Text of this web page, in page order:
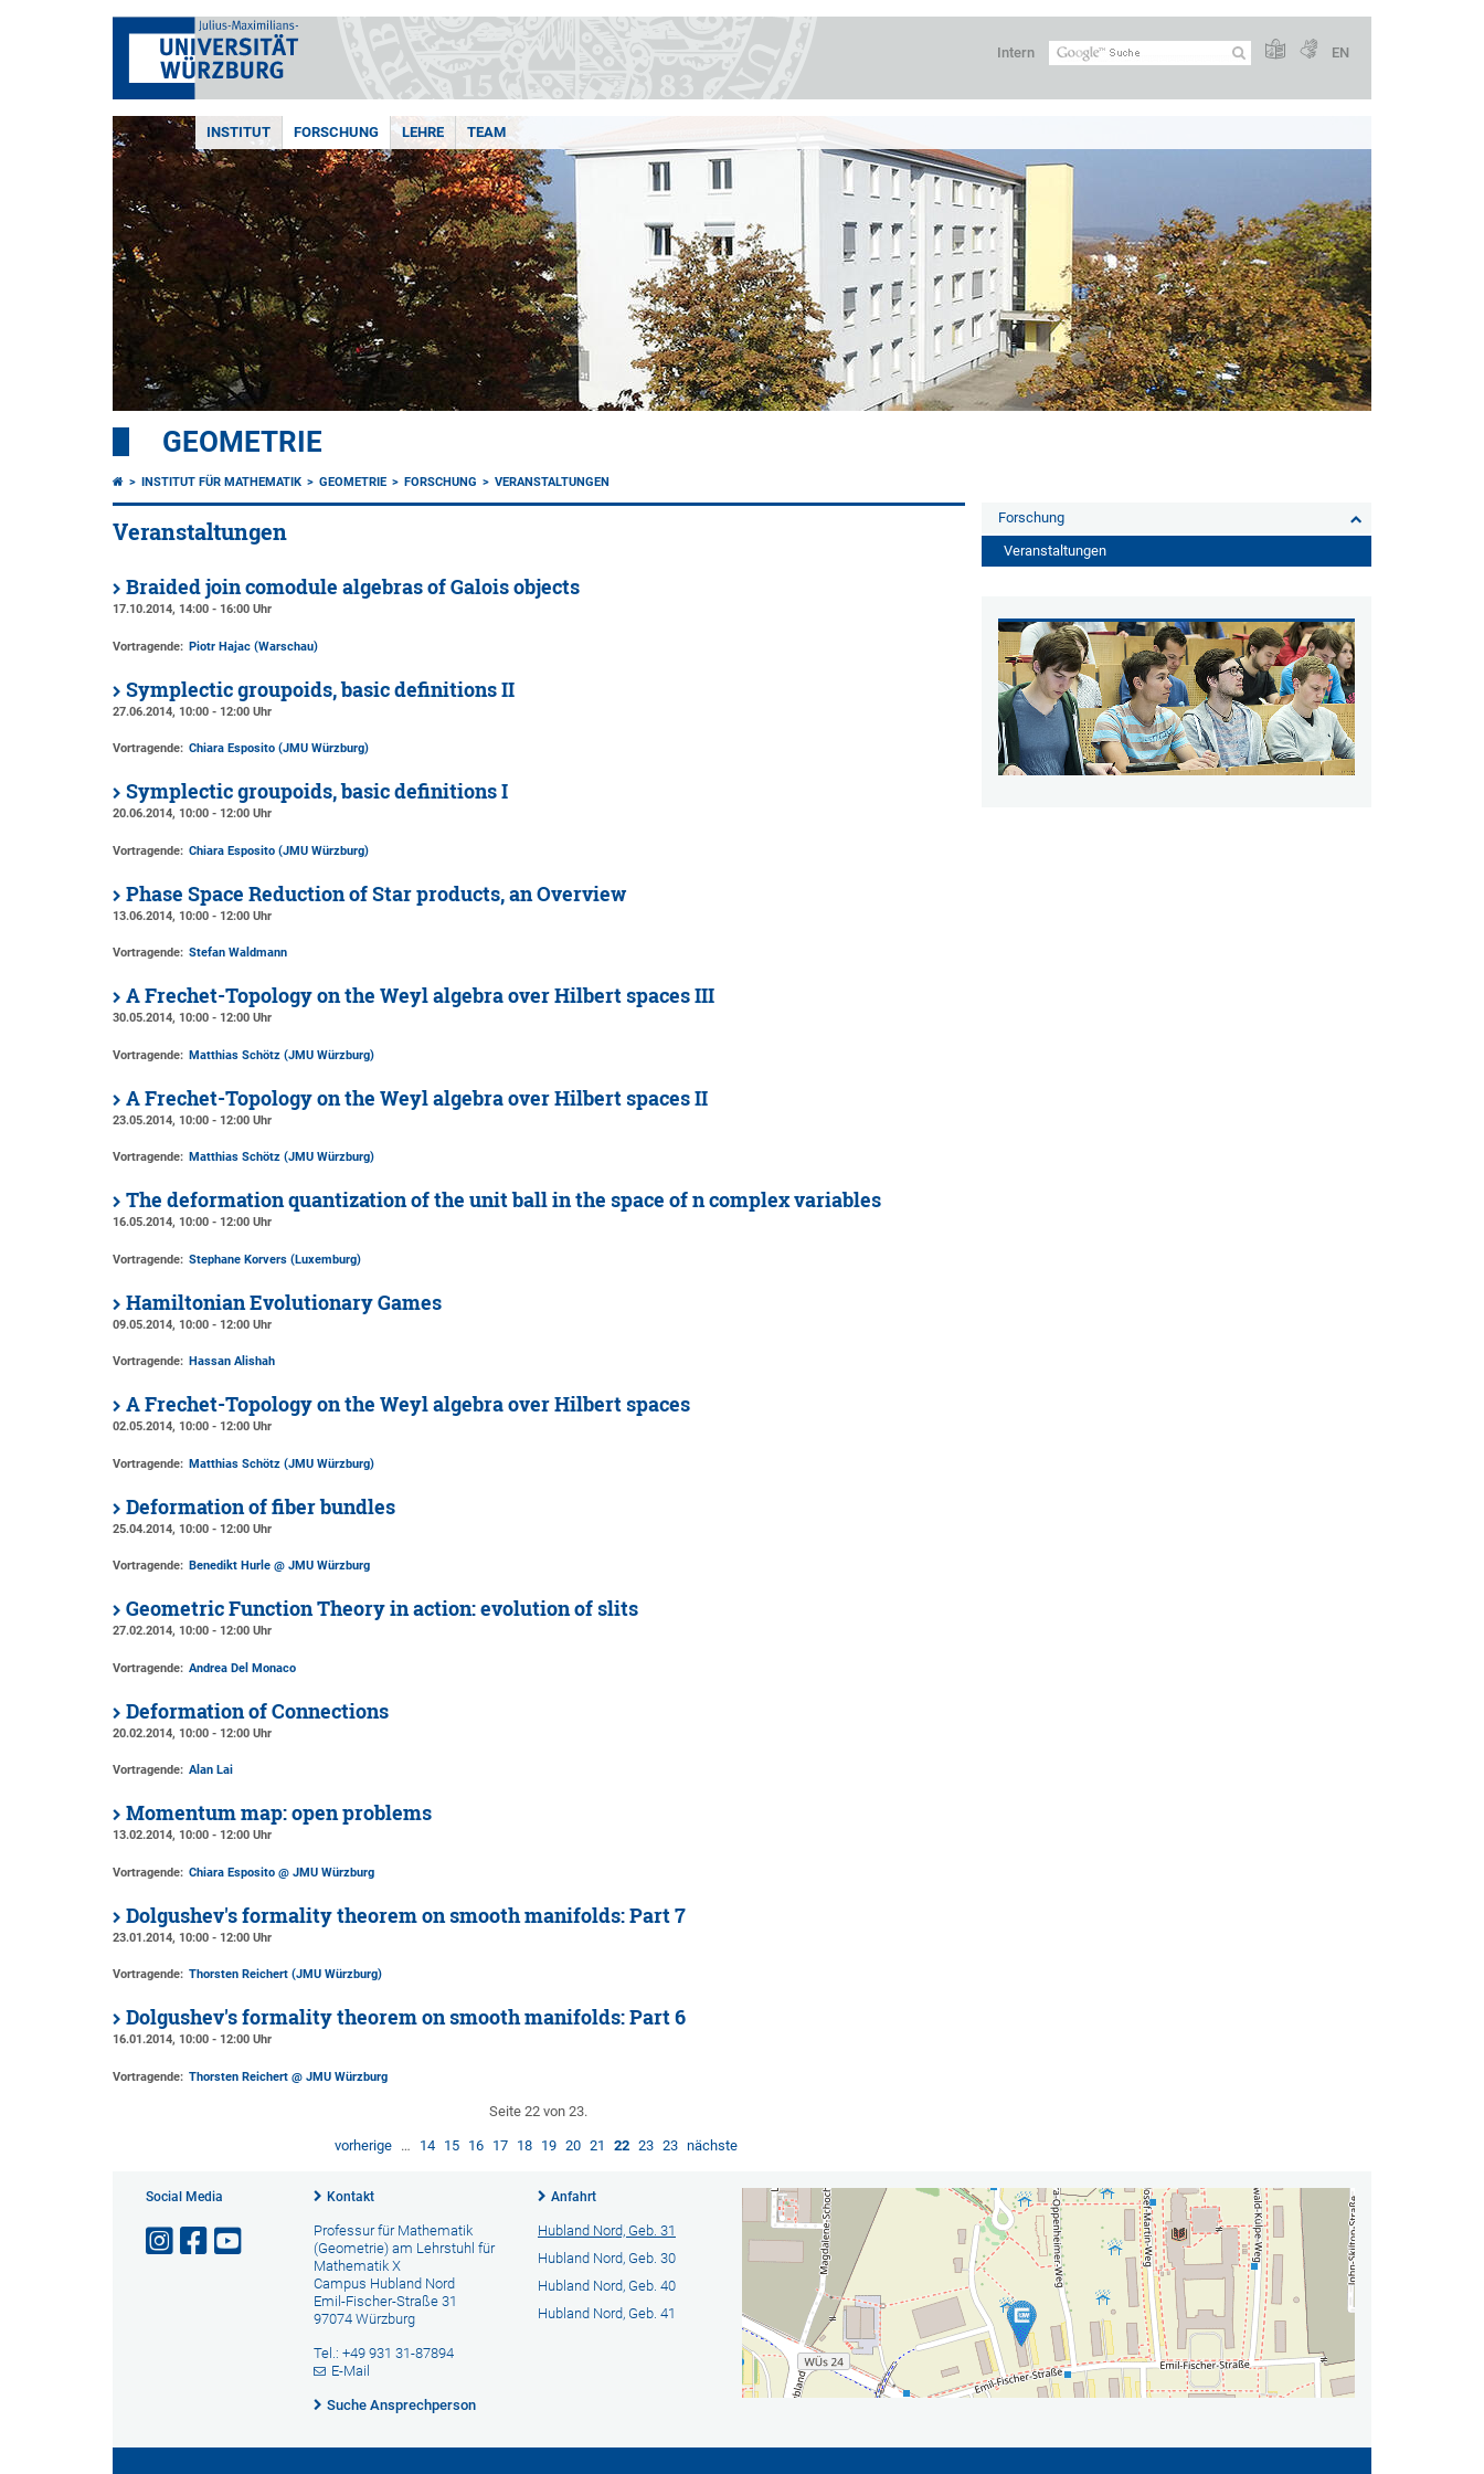
Intern EN
INSTITUT FORSCHUNG LEHRE TEAM
GEOMETRIE
INSTITUT FÜR MATHEMATIK GEOMETRIE FORSCHUNG VERANSTALTUNGEN
Veranstaltungen
Braided join comodule algebras of Galois objects
17.10.2014, 14:00 - 16:00 Uhr
Vortragende: Piotr Hajac (Warschau)
Symplectic groupoids, basic definitions II
27.06.2014, 10:00 - 12:00 Uhr
Vortragende: Chiara Esposito (JMU Würzburg)
Symplectic groupoids, basic definitions I
20.06.2014, 10:00 - 12:00 Uhr
Vortragende: Chiara Esposito (JMU Würzburg)
Phase Space Reduction of Star products, an Overview
13.06.2014, 10:00 - 12:00 Uhr
Vortragende: Stefan Waldmann
A Frechet-Topology on the Weyl algebra over Hilbert spaces III
30.05.2014, 10:00 - 12:00 Uhr
Vortragende: Matthias Schötz (JMU Würzburg)
A Frechet-Topology on the Weyl algebra over Hilbert spaces II
23.05.2014, 10:00 - 12:00 Uhr
Vortragende: Matthias Schötz (JMU Würzburg)
The deformation quantization of the unit ball in the space of n complex variables
16.05.2014, 10:00 - 12:00 Uhr
Vortragende: Stephane Korvers (Luxemburg)
Hamiltonian Evolutionary Games
09.05.2014, 10:00 - 12:00 Uhr
Vortragende: Hassan Alishah
A Frechet-Topology on the Weyl algebra over Hilbert spaces
02.05.2014, 10:00 - 12:00 Uhr
Vortragende: Matthias Schötz (JMU Würzburg)
Deformation of fiber bundles
25.04.2014, 10:00 - 12:00 Uhr
Vortragende: Benedikt Hurle @ JMU Würzburg
Geometric Function Theory in action: evolution of slits
27.02.2014, 10:00 - 12:00 Uhr
Vortragende: Andrea Del Monaco
Deformation of Connections
20.02.2014, 10:00 - 12:00 Uhr
Vortragende: Alan Lai
Momentum map: open problems
13.02.2014, 10:00 - 12:00 Uhr
Vortragende: Chiara Esposito @ JMU Würzburg
Dolgushev's formality theorem on smooth manifolds: Part 7
23.01.2014, 10:00 - 12:00 Uhr
Vortragende: Thorsten Reichert (JMU Würzburg)
Dolgushev's formality theorem on smooth manifolds: Part 6
16.01.2014, 10:00 - 12:00 Uhr
Vortragende: Thorsten Reichert @ JMU Würzburg
Seite 22 von 23.
vorherige … 14 15 16 17 18 19 20 21 22 23 23 nächste
Forschung
Veranstaltungen
Social Media Kontakt
Professur für Mathematik
(Geometrie) am Lehrstuhl für
Mathematik X
Campus Hubland Nord
Emil-Fischer-Straße 31
97074 Würzburg
Tel.: +49 931 31-87894
E-Mail
Suche Ansprechperson
Anfahrt
Hubland Nord, Geb. 31
Hubland Nord, Geb. 30
Hubland Nord, Geb. 40
Hubland Nord, Geb. 41